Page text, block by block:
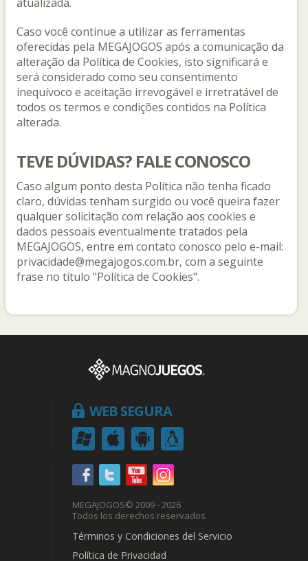
Caso você continue a utilizar as ferramentas
oferecidas pela MEGAJOGOS após a comunicação da
alteração da Política de Cookies, isto significará e
será considerado como seu consentimento
inequívoco e aceitação irrevogável e irretratável de
todos os termos e condições contidos na Política
alterada.
TEVE DÚVIDAS? FALE CONOSCO
Caso algum ponto desta Política não tenha ficado
claro, dúvidas tenham surgido ou você queira fazer
qualquer solicitação com relação aos cookies e
dados pessoais eventualmente tratados pela
MEGAJOGOS, entre em contato conosco pelo e-mail:
privacidade@megajogos.com.br, com a seguinte
frase no título "Política de Cookies".
WEB SEGURA
MEGAJOGOS© 2009 - 2026
Todos los derechos reservados
Términos y Condiciones del Servicio
Política de Privacidad